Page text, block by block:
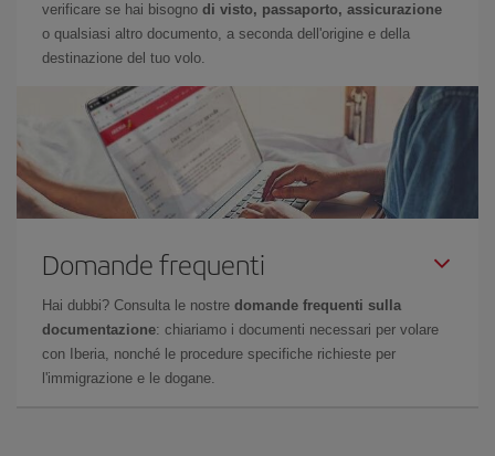
verificare se hai bisogno di visto, passaporto, assicurazione
o qualsiasi altro documento, a seconda dell'origine e della
destinazione del tuo volo.
Domande frequenti
Hai dubbi? Consulta le nostre domande frequenti sulla
documentazione: chiariamo i documenti necessari per volare
con Iberia, nonché le procedure specifiche richieste per
l'immigrazione e le dogane.